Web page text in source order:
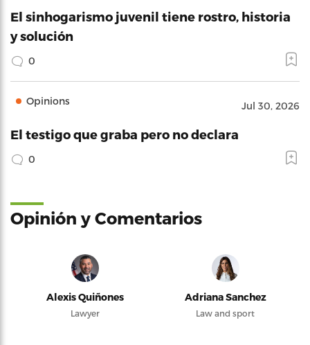
El sinhogarismo juvenil tiene rostro, historia
y solución
0
Opinions Jul 30, 2026
El testigo que graba pero no declara
0
Opinión y Comentarios
Alexis Quiñones
Lawyer
Adriana Sanchez
Law and sport